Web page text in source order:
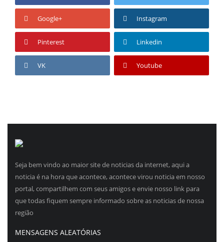
Google+ Instagram
Pinterest Linkedin
VK Youtube
Seja bem vindo ao maior site de noticias da internet, aqui a
noticia é na hora que acontece, acontece virou noticia em nosso
portal, compartilhem com seus amigos e envie nosso link para
que todas fiquem sempre informado sobre as noticias de nossa
região
MENSAGENS ALEATÓRIAS